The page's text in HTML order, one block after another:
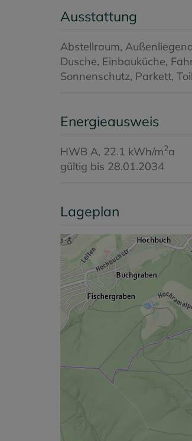
Ausstattung
Abstellraum
Dusche Einbauküche
Sonnenschutz Parkett
Energieausweis
HWB A, 22.1 kWh/m2a
gültig bis 28.01.2034
Lageplan